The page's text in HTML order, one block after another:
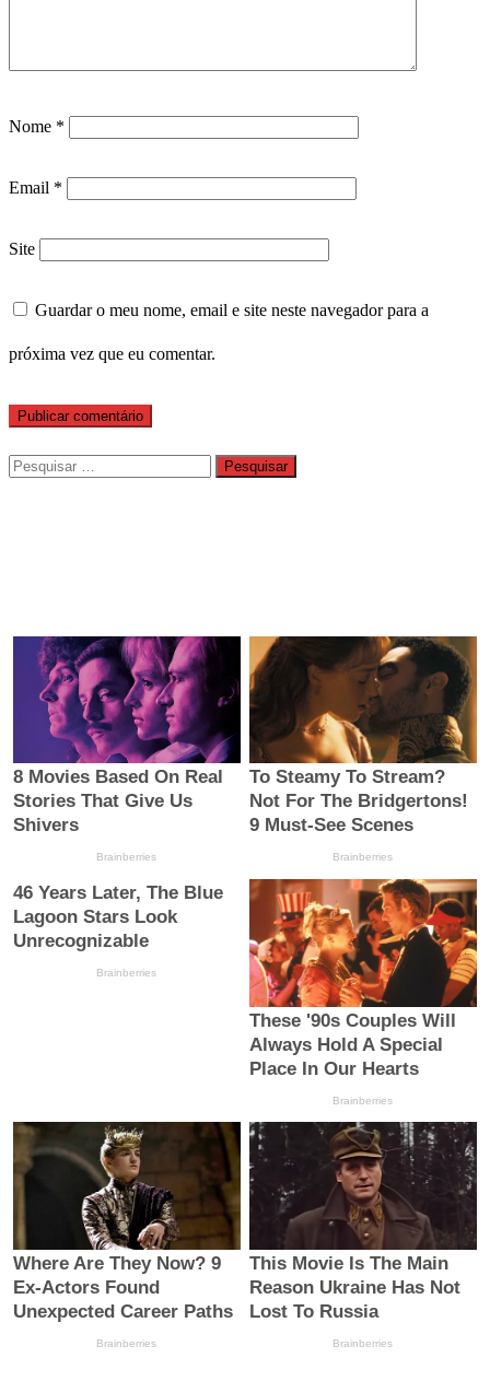
Nome *
Email *
Site
Guardar o meu nome, email e site neste navegador para a
próxima vez que eu comentar.
Pesquisar
por: